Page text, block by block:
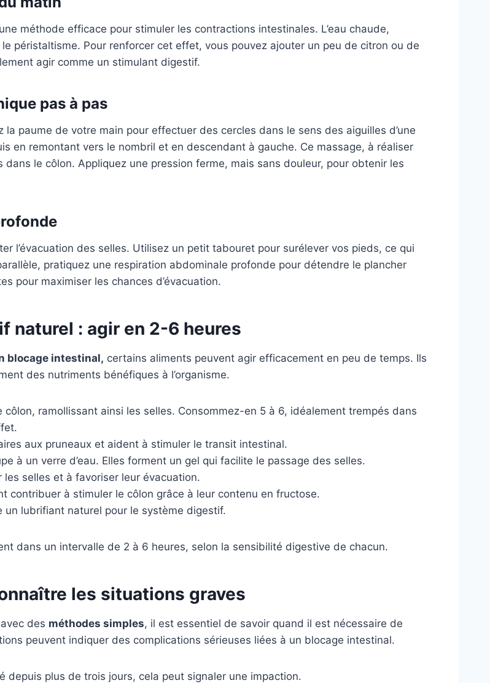
méthode efficace pour stimuler les contractions intestinales. L’eau chaude,
péristaltisme. Pour renforcer cet effet, vous pouvez ajouter un peu de citron ou de
agir comme un stimulant digestif.
pas à pas
la paume de votre main pour effectuer des cercles dans le sens des aiguilles d’une
en remontant vers le nombril et en descendant à gauche. Ce massage, à réaliser
le côlon. Appliquez une pression ferme, mais sans douleur, pour obtenir les
l’évacuation des selles. Utilisez un petit tabouret pour surélever vos pieds, ce qui
pratiquez une respiration abdominale profonde pour détendre le plancher
pour maximiser les chances d’évacuation.
naturel : agir en 2-6 heures
blocage intestinal, certains aliments peuvent agir efficacement en peu de temps. Ils
des nutriments bénéfiques à l’organisme.
côlon, ramollissant ainsi les selles. Consommez-en 5 à 6, idéalement trempés dans
aux pruneaux et aident à stimuler le transit intestinal.
à un verre d’eau. Elles forment un gel qui facilite le passage des selles.
selles et à favoriser leur évacuation.
contribuer à stimuler le côlon grâce à leur contenu en fructose.
un lubrifiant naturel pour le système digestif.
dans un intervalle de 2 à 6 heures, selon la sensibilité digestive de chacun.
les situations graves
des méthodes simples, il est essentiel de savoir quand il est nécessaire de
peuvent indiquer des complications sérieuses liées à un blocage intestinal.
depuis plus de trois jours, cela peut signaler une impaction.